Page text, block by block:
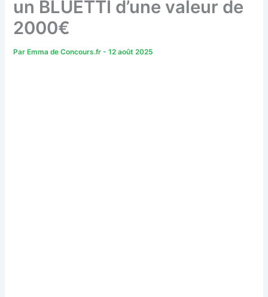
un BLUETTI d’une valeur de
2000€
ParEmma de Concours.fr-12 août 2025